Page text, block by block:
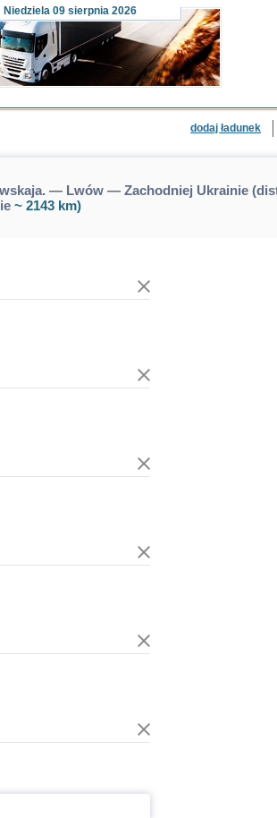
Niedziela09 sierpnia 2026
dodaj ładunek
— Lwów — Zachodniej Ukrainie
~ 2143 km)